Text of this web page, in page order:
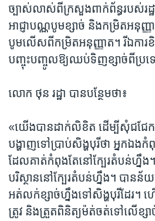
ច្បាស់​លាស់​ពី​ក្រសួង​ពាក់​ព័ន្ធ​របស់​
អាជ្ញាបណ្ណ​បូមខ្សាច់ ​និង​កម្រិត​អនុ
បូមលើស​ពី​កម្រិត​អនុញ្ញាត។ រីឯ​ការ​
បញ្ចុះបញ្ចូល​ឱ្យ​ឈប់​ទិញ​ខ្សាច់​ពី​ប្រ
លោក​ ថុន រដ្ឋា បាន​បន្ថែម​ថា៖
«យើង​បាន​ដាក់​លិខិត ​ដើម្បី​សុំ​ជជែ
បង្ហាញ​ទៅ​ប្រាប់​សិង្ហបុរី​ថា​ អ្នក​ឯង​
ដែល​គាត់​កំពុង​តែ​នៅ​ក្បែរ​តំបន់​ហ្នឹ
បរិស្ថាន​នៅ​ក្បែរ​តំបន់​ហ្នឹង។ បាន​
អត់​លក់​ខ្សាច់​ហ្នឹង​ទៅ​សិង្ហបុរី​ដែរ
ត្រូវ​ និង​ត្រួតពិនិត្យ​ម៉ត់ចត់​ទៅ​លើ​ខ្ស